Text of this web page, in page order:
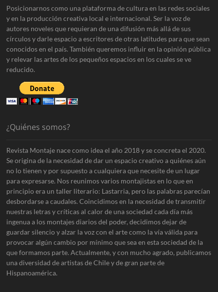
Posicionarnos como una plataforma de cultura en las redes sociales
y en la producción creativa local e internacional. Ser la voz de
autores noveles que requieran de una difusión más allá de sus
círculos y darle espacio a escritores de otras latitudes para que sean
conocidos en el país. También queremos influir en la opinión pública
y relevar las artes de los pequeños espacios en los cuales se ve
reducido.
¿Quiénes somos?
Revista Montaje nace como idea el año 2018 y se concreta el 2020.
Se origina de la necesidad de dar un espacio creativo a quiénes aún
no lo tienen y por supuesto a cualquiera que necesite de un lugar
para expresarse. Nos reunimos varios montajistas en lo que en
principio era un taller literario: Lastarria, pero las palabras parecían
desbordarse a caudales. Coincidimos en la necesidad de transmitir
nuestras letras y críticas al calor de una sociedad cada día más
ingenua a los montajes diarios del poder, decidimos dejar de
guardar silencio y alzar la voz con el arte como la vía válida para
provocar algún cambio por mínimo que sea en esta sociedad de la
que formamos parte. Actualmente, y con mucho agrado, publicamos
una diversidad de artistas de Chile y de gran parte de
Hispanoamérica.